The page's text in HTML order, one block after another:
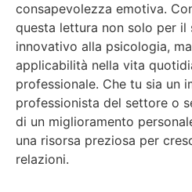
consapevolezza emotiva.
questa lettura non solo per il
innovativo alla psicologia,
applicabilità nella vita
professionale. Che tu sia un
professionista del settore o
di un miglioramento
una risorsa preziosa per
relazioni.